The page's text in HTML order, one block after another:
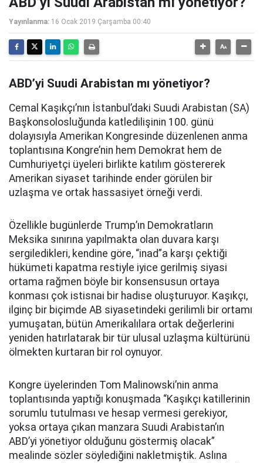
Yayınlanma: 16 Ocak 2019 Çarşamba 00:40
ABD’yi Suudi Arabistan mı yönetiyor?
Cemal Kaşıkçı’nın İstanbul’daki Suudi Arabistan (SA)
Başkonsolosluğunda katledilişinin 100. günü
dolayısıyla Amerikan Kongresinde düzenlenen anma
toplantısına Kongre’nin hem Demokrat hem de
Cumhuriyetçi üyeleri birlikte katılım göstererek
Amerikan siyaset tarihinde ender görülen bir
uzlaşma ve ortak hassasiyet örneği verdi.
Özellikle bugünlerde Trump’ın Demokratların
Meksika sınırına yapılmakta olan duvara karşı
sergiledikleri, kendine göre, “inad”a karşı çektiği
hükümeti kapatma restiyle iyice gerilmiş siyasi
ortama rağmen böyle bir konsensusun ortaya
konması çok istisnai bir hadise oluşturuyor. Kaşıkçı,
ilginç bir biçimde AB siyasetindeki gerilimli bir ortamı
yumuşatan, bütün Amerikalılara ortak değerlerini
yeniden hatırlatarak bir tür ulusal uzlaşma kültürünü
ölmekten kurtaran bir rol oynuyor.
Kongre üyelerinden Tom Malinowski’nin anma
toplantısında yaptığı konuşmada “Kaşıkçı katillerinin
sorumlu tutulması ve hesap vermesi gerekiyor,
yoksa ortaya çıkan manzara Suudi Arabistan’ın
ABD’yi yönetiyor olduğunu göstermiş olacak”
mealinde sözler söylediğini nakletmiştik. Aslına